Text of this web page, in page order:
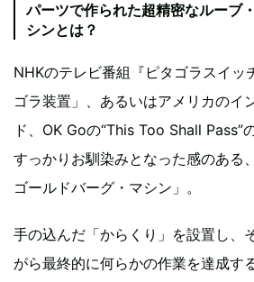
パーツで作られた超精密なルーブ
シンとは？
NHKのテレビ番組『ピタゴラスイッ
ゴラ装置」、あるいはアメリカのイ
ド、OK Goの“This Too Shall Pass”
すっかりお馴染みとなった感のある
ゴールドバーグ・マシン」。
手の込んだ「からくり」を設置し、
がら最終的に何らかの作業を達成す